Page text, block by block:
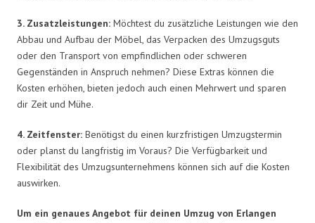
3. Zusatzleistungen: Möchtest du zusätzliche Leistungen wie den
Abbau und Aufbau der Möbel, das Verpacken des Umzugsguts
oder den Transport von empfindlichen oder schweren
Gegenständen in Anspruch nehmen? Diese Extras können die
Kosten erhöhen, bieten jedoch auch einen Mehrwert und sparen
dir Zeit und Mühe.
4. Zeitfenster: Benötigst du einen kurzfristigen Umzugstermin
oder planst du langfristig im Voraus? Die Verfügbarkeit und
Flexibilität des Umzugsunternehmens können sich auf die Kosten
auswirken.
Um ein genaues Angebot für deinen Umzug von Erlangen